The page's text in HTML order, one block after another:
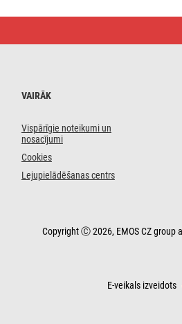
VAIRĀK
Vispārīgie noteikumi un
nosacījumi
Cookies
Lejupielādēšanas centrs
Copyright Ⓒ 2026, EMOS CZ group
E-veikals izveidots